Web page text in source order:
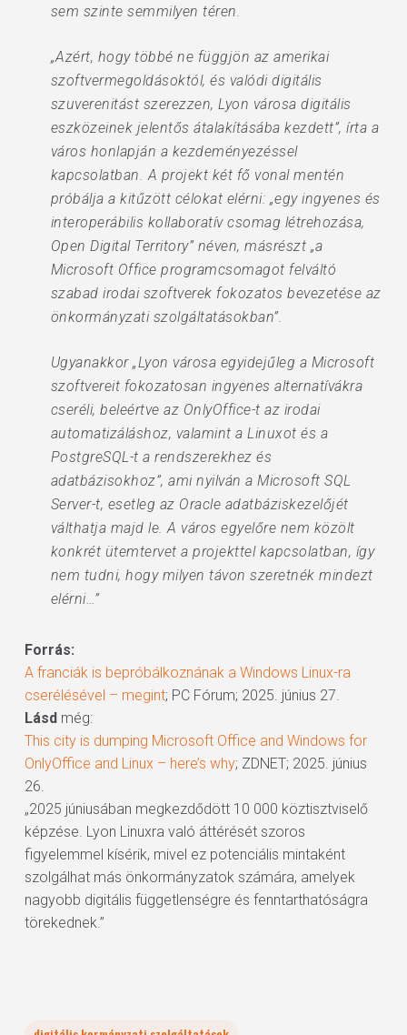
sem szinte semmilyen téren.
„Azért, hogy többé ne függjön az amerikai
szoftvermegoldásoktól, és valódi digitális
szuverenitást szerezzen, Lyon városa digitális
eszközeinek jelentős átalakításába kezdett”, írta a
város honlapján a kezdeményezéssel
kapcsolatban. A projekt két fő vonal mentén
próbálja a kitűzött célokat elérni: „egy ingyenes és
interoperábilis kollaboratív csomag létrehozása,
Open Digital Territory” néven, másrészt „a
Microsoft Office programcsomagot felváltó
szabad irodai szoftverek fokozatos bevezetése az
önkormányzati szolgáltatásokban”.
Ugyanakkor „Lyon városa egyidejűleg a Microsoft
szoftvereit fokozatosan ingyenes alternatívákra
cseréli, beleértve az OnlyOffice-t az irodai
automatizáláshoz, valamint a Linuxot és a
PostgreSQL-t a rendszerekhez és
adatbázisokhoz”, ami nyilván a Microsoft SQL
Server-t, esetleg az Oracle adatbáziskezelőjét
válthatja majd le. A város egyelőre nem közölt
konkrét ütemtervet a projekttel kapcsolatban, így
nem tudni, hogy milyen távon szeretnék mindezt
elérni…”
Forrás:
A franciák is bepróbálkoznának a Windows Linux-ra
cserélésével – megint; PC Fórum; 2025. június 27.
Lásd még:
This city is dumping Microsoft Office and Windows for
OnlyOffice and Linux – here’s why; ZDNET; 2025. június
26.
„2025 júniusában megkezdődött 10 000 köztisztviselő
képzése. Lyon Linuxra való áttérését szoros
figyelemmel kísérik, mivel ez potenciális mintaként
szolgálhat más önkormányzatok számára, amelyek
nagyobb digitális függetlenségre és fenntarthatóságra
törekednek.”